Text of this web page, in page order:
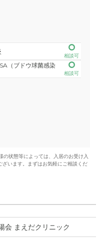
相談可
（ブドウ球菌感染
相談可
状態等によっては、入居のお受け入
います。まずはお気軽にご相談くだ
会 まえだクリニック